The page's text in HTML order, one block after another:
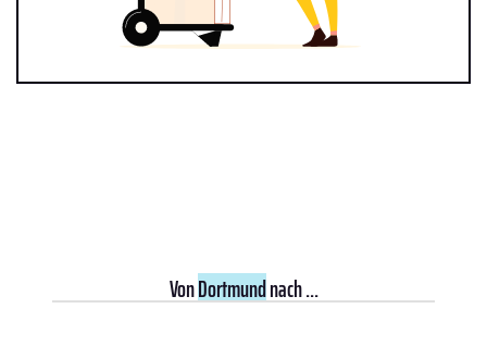
VonDortmundnach ...